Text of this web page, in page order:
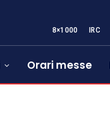
8×1000 IRC
Orari messe